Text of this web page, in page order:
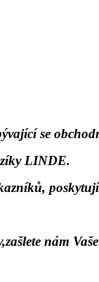
se
LINDE.
zašlete nám